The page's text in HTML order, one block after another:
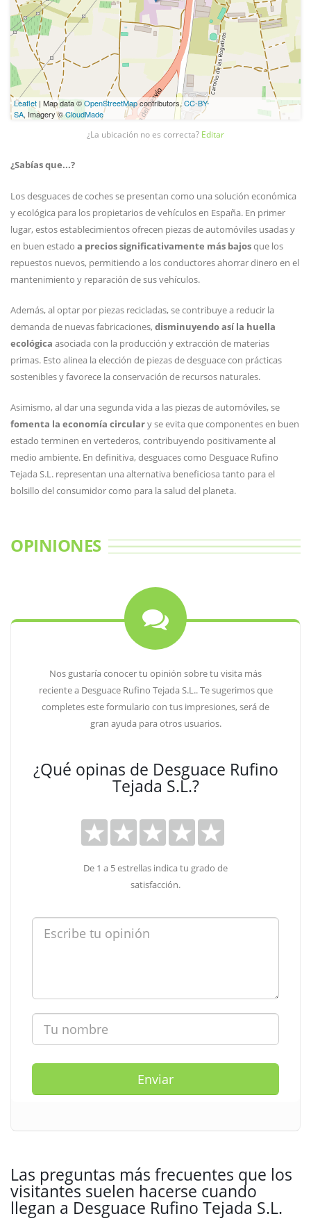
Leaflet | Map data ©OpenStreetMapcontributors,CC-BY-
SA, Imagery ©CloudMade
¿La ubicación no es correcta? Editar
¿Sabías que...?
Los desguaces de coches se presentan como una solución económica
y ecológica para los propietarios de vehículos en España. En primer
lugar, estos establecimientos ofrecen piezas de automóviles usadas y
en buen estado a precios significativamente más bajosque los
repuestos nuevos, permitiendo a los conductores ahorrar dinero en el
mantenimiento y reparación de sus vehículos.
Además, al optar por piezas recicladas, se contribuye a reducir la
demanda de nuevas fabricaciones,disminuyendo así la huella
ecológica asociada con la producción y extracción de materias
primas. Esto alinea la elección de piezas de desguace con prácticas
sostenibles y favorece la conservación de recursos naturales.
Asimismo, al dar una segunda vida a las piezas de automóviles, se
fomenta la economía circulary se evita que componentes en buen
estado terminen en vertederos, contribuyendo positivamente al
medio ambiente. En definitiva, desguaces como Desguace Rufino
Tejada S.L. representan una alternativa beneficiosa tanto para el
bolsillo del consumidor como para la salud del planeta.
OPINIONES
Nos gustaría conocer tu opinión sobre tu visita más
reciente a Desguace Rufino Tejada S.L.. Te sugerimos que
completes este formulario con tus impresiones, será de
gran ayuda para otros usuarios.
¿Qué opinas de Desguace Rufino
Tejada S.L.?
De 1 a 5 estrellas indica tu grado de
satisfacción.
Enviar
Las preguntas más frecuentes que los
visitantes suelen hacerse cuando
llegan a Desguace Rufino Tejada S.L.